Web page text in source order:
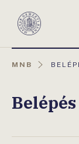
Magyar
MNB
Belépés